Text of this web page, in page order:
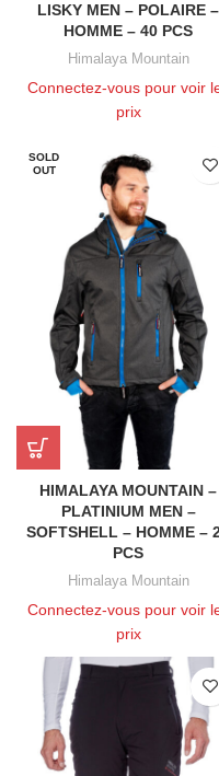
LISKY MEN – POLAIRE –
HOMME – 40 PCS
Himalaya Mountain
Connectez-vous pour voir
prix
SOLD
OUT
HIMALAYA MOUNTAIN –
PLATINIUM MEN –
SOFTSHELL – HOMME –
PCS
Himalaya Mountain
Connectez-vous pour voir
prix